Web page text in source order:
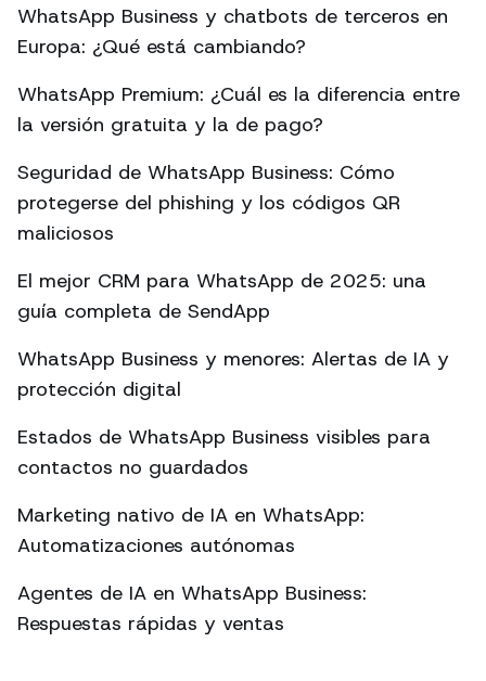
WhatsApp Business y chatbots de terceros en
Europa: ¿Qué está cambiando?
WhatsApp Premium: ¿Cuál es la diferencia entre
la versión gratuita y la de pago?
Seguridad de WhatsApp Business: Cómo
protegerse del phishing y los códigos QR
maliciosos
El mejor CRM para WhatsApp de 2025: una
guía completa de SendApp
WhatsApp Business y menores: Alertas de IA y
protección digital
Estados de WhatsApp Business visibles para
contactos no guardados
Marketing nativo de IA en WhatsApp:
Automatizaciones autónomas
Agentes de IA en WhatsApp Business:
Respuestas rápidas y ventas